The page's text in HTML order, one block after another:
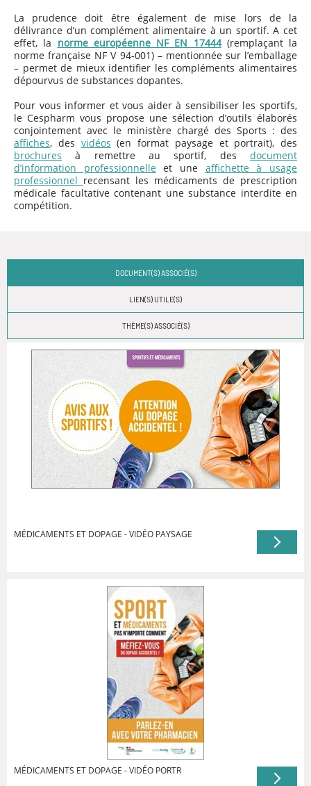
La prudence doit être également de mise lors de la
délivrance d’un complément alimentaire à un sportif. A cet
effet, la norme européenne NF EN 17444 (remplaçant la
norme française NF V 94-001) – mentionnée sur l’emballage
– permet de mieux identifier les compléments alimentaires
dépourvus de substances dopantes.
Pour vous informer et vous aider à sensibiliser les sportifs,
le Cespharm vous propose une sélection d’outils élaborés
conjointement avec le ministère chargé des Sports : des
affiches, des vidéos (en format paysage et portrait), des
brochures à remettre au sportif, des document
d’information professionnelle et une affichette à usage
professionnel recensant les médicaments de prescription
médicale facultative contenant une substance interdite en
compétition.
DOCUMENT(S) ASSOCIÉ(S)
LIEN(S) UTILE(S)
THÈME(S) ASSOCIÉ(S)
MÉDICAMENTS ET DOPAGE - VIDÉO PAYSAGE
MÉDICAMENTS ET DOPAGE - VIDÉO PORTR